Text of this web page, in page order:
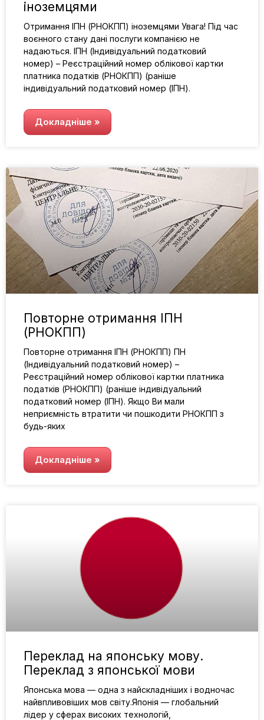
іноземцями
Отримання ІПН (РНОКПП) іноземцями Увага! Під час
воєнного стану дані послуги компанією не
надаються. ІПН (Індивідуальний податковий
номер) – Реєстраційний номер облікової картки
платника податків (РНОКПП) (раніше
індивідуальний податковий номер (ІПН).
Докладніше »
Повторне отримання ІПН
(РНОКПП)
Повторне отримання ІПН (РНОКПП) ПН
(Індивідуальний податковий номер) –
Реєстраційний номер облікової картки платника
податків (РНОКПП) (раніше індивідуальний
податковий номер (ІПН). Якщо Ви мали
неприємність втратити чи пошкодити РНОКПП з
будь-яких
Докладніше »
Переклад на японську мову.
Переклад з японської мови
Японська мова — одна з найскладніших і водночас
найвпливовіших мов світу.Японія — глобальний
лідер у сферах високих технологій,